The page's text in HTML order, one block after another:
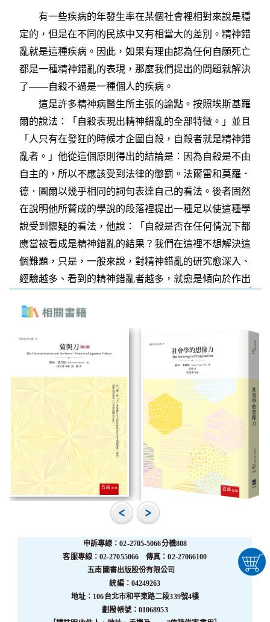
申訴專線：02-2705-5066分機808
客服專線：02-27055066 傳真：02-27066100
五南圖書出版股份有限公司
統編：04249263
地址：106台北市和平東路二段339號4樓
劃撥帳號：01068953